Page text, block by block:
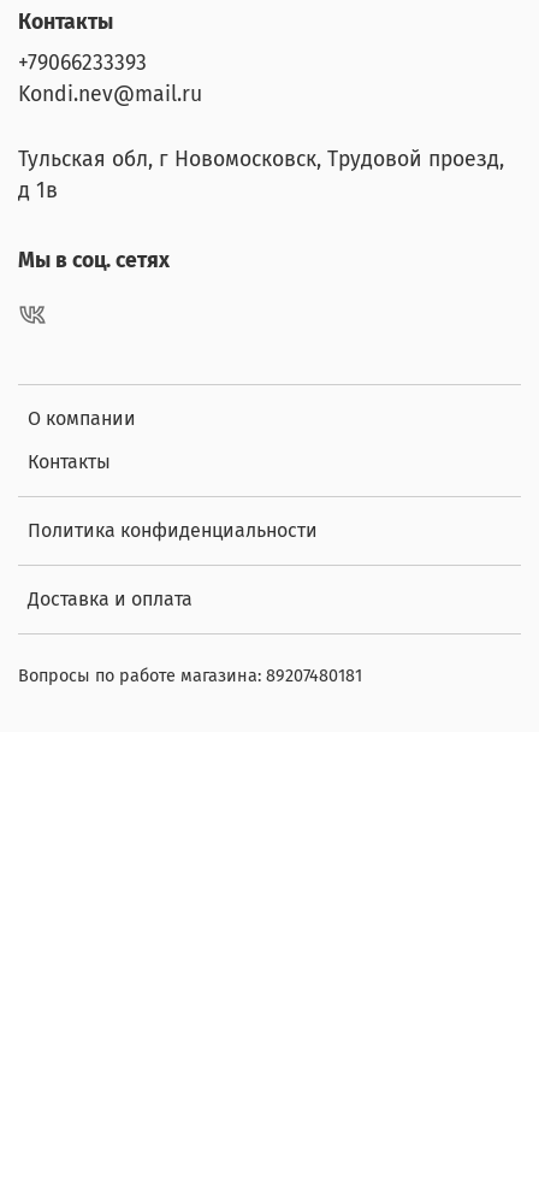
О компании
Контакты
Политика конфиденциальности
Доставка и оплата
Контакты
+79066233393
Kondi.nev@mail.ru
Тульская обл, г Новомосковск, Трудовой проезд,
д 1в
Мы в соц. сетях
Вопросы по работе магазина: 89207480181